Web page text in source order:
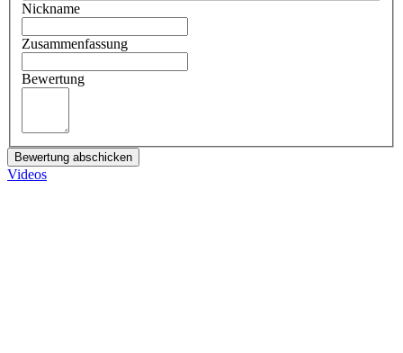
Nickname
Zusammenfassung
Bewertung
Bewertung abschicken
Videos